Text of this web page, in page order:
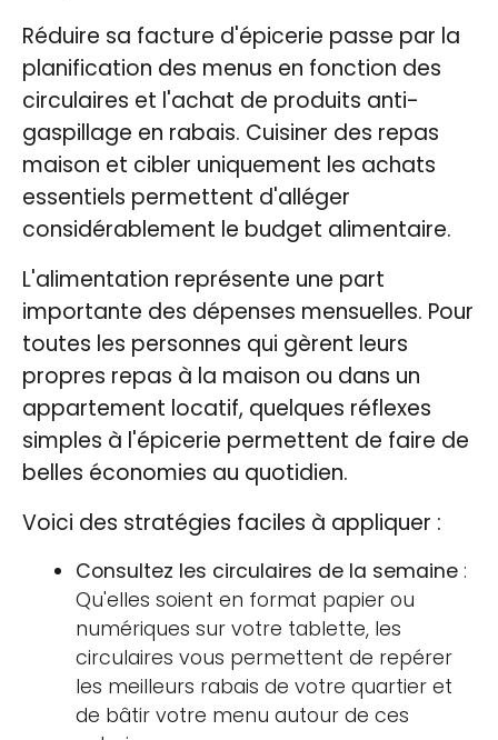
Réduire sa facture d'épicerie passe par la
planification des menus en fonction des
circulaires et l'achat de produits anti-
gaspillage en rabais. Cuisiner des repas
maison et cibler uniquement les achats
essentiels permettent d'alléger
considérablement le budget alimentaire.
L'alimentation représente une part
importante des dépenses mensuelles. Pour
toutes les personnes qui gèrent leurs
propres repas à la maison ou dans un
appartement locatif, quelques réflexes
simples à l'épicerie permettent de faire de
belles économies au quotidien.
Voici des stratégies faciles à appliquer :
Consultez les circulaires de la semaine :
Qu'elles soient en format papier ou
numériques sur votre tablette, les
circulaires vous permettent de repérer
les meilleurs rabais de votre quartier et
de bâtir votre menu autour de ces